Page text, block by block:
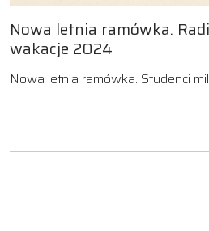
Nowa letnia ramówka.
wakacje 2024
Nowa letnia ramówka. Studenci